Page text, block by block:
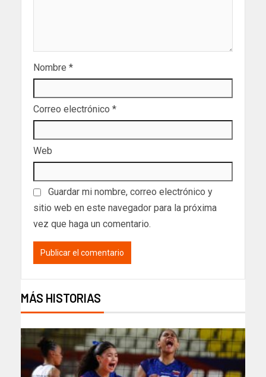
Nombre *
Correo electrónico *
Web
Guardar mi nombre, correo electrónico y
sitio web en este navegador para la próxima
vez que haga un comentario.
MÁS HISTORIAS